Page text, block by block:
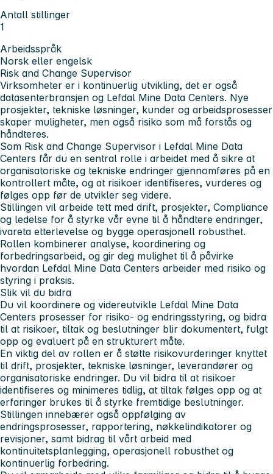
Antall stillinger
1
Arbeidsspråk
Norsk eller engelsk
Risk and Change Supervisor
Virksomheter er i kontinuerlig utvikling, det er også
datasenterbransjen og Lefdal Mine Data Centers. Nye
prosjekter, tekniske løsninger, kunder og arbeidsprosesser
skaper muligheter, men også risiko som må forstås og
håndteres.
Som Risk and Change Supervisor i Lefdal Mine Data
Centers får du en sentral rolle i arbeidet med å sikre at
organisatoriske og tekniske endringer gjennomføres på en
kontrollert måte, og at risikoer identifiseres, vurderes og
følges opp før de utvikler seg videre.
Stillingen vil arbeide tett med drift, prosjekter, Compliance
og ledelse for å styrke vår evne til å håndtere endringer,
ivareta etterlevelse og bygge operasjonell robusthet.
Rollen kombinerer analyse, koordinering og
forbedringsarbeid, og gir deg mulighet til å påvirke
hvordan Lefdal Mine Data Centers arbeider med risiko og
styring i praksis.
Slik vil du bidra
Du vil koordinere og videreutvikle Lefdal Mine Data
Centers prosesser for risiko- og endringsstyring, og bidra
til at risikoer, tiltak og beslutninger blir dokumentert, fulgt
opp og evaluert på en strukturert måte.
En viktig del av rollen er å støtte risikovurderinger knyttet
til drift, prosjekter, tekniske løsninger, leverandører og
organisatoriske endringer. Du vil bidra til at risikoer
identifiseres og minimeres tidlig, at tiltak følges opp og at
erfaringer brukes til å styrke fremtidige beslutninger.
Stillingen innebærer også oppfølging av
endringsprosesser, rapportering, nøkkelindikatorer og
revisjoner, samt bidrag til vårt arbeid med
kontinuitetsplanlegging, operasjonell robusthet og
kontinuerlig forbedring.